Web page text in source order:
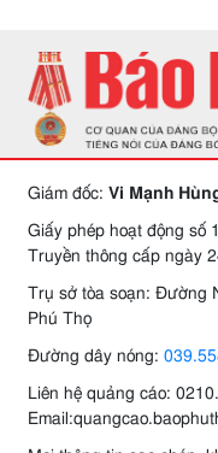
Giám đốc: Vi Mạnh
Giấy phép hoạt động số
Truyền thông cấp ngày
Trụ sở tòa soạn: Đường
Phú Thọ
Đường dây nóng:
Liên hệ quảng cáo: